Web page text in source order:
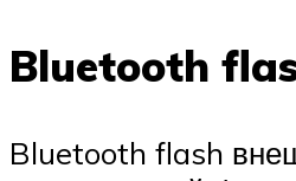
Bluetooth
Bluetooth flash